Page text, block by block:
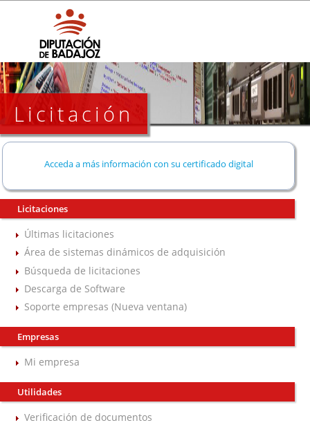
Licitación
Acceda a más información con su certificado digital
Licitaciones
Últimas licitaciones
Área de sistemas dinámicos de adquisición
Búsqueda de licitaciones
Descarga de Software
Soporte empresas (Nueva ventana)
Empresas
Mi empresa
Utilidades
Verificación de documentos